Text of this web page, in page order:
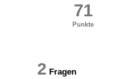
71
Punkte
2 Fragen